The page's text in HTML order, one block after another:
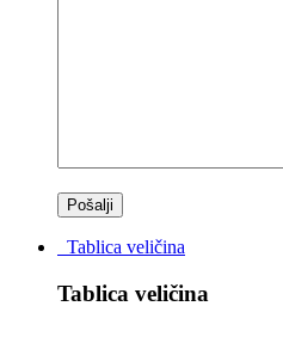
Tablica veličina
Tablica veličina